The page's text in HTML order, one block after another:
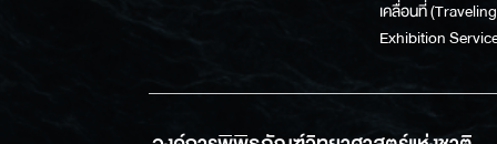
เคลื่อนที่ (Traveling
Exhibition